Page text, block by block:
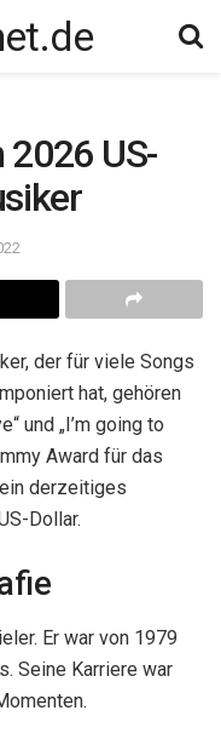
US-
der für viele Songs
hat, gehören
und „I’m going to
Award für das
derzeitiges
Dollar.
Er war von 1979
Seine Karriere war